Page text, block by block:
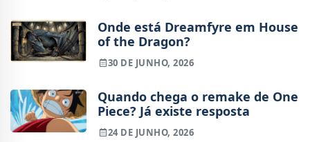
Onde está Dreamfyre em House
of the Dragon?
30 DE JUNHO, 2026
Quando chega o remake de One
Piece? Já existe resposta
24 DE JUNHO, 2026